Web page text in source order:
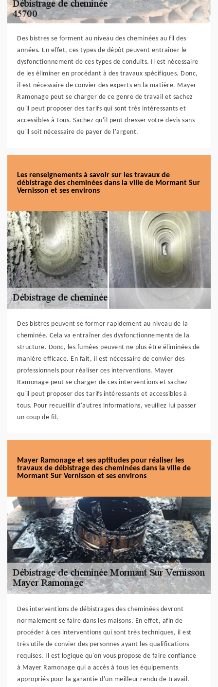
Des bistres se forment au niveau des cheminées au fil des
années. En effet, ces types de dépôt peuvent entraîner le
dysfonctionnement de ces types de conduits. Il est nécessaire
de les éliminer en procédant à des travaux spécifiques. Donc,
il est nécessaire de convier des experts en la matière. Mayer
Ramonage peut se charger de ce genre de travail et sachez
qu'il peut proposer des tarifs qui sont très intéressants et
accessibles à tous. Sachez qu'il peut dresser votre devis sans
qu'il soit nécessaire de payer de l'argent.
Les renseignements à savoir sur les travaux de
débistrage des cheminées dans la ville de Mormant Sur
Vernisson et ses environs
Des bistres peuvent se former rapidement au niveau de la
cheminée. Cela va entraîner des dysfonctionnements de la
structure. Donc, les fumées peuvent ne plus être éliminées de
manière efficace. En fait, il est nécessaire de convier des
professionnels pour réaliser ces interventions. Mayer
Ramonage peut se charger de ces interventions et sachez
qu'il peut proposer des tarifs intéressants et accessibles à
tous. Pour recueillir d'autres informations, veuillez lui passer
un coup de fil.
Mayer Ramonage et ses aptitudes pour réaliser les
travaux de débistrage des cheminées dans la ville de
Mormant Sur Vernisson et ses environs
Des interventions de débistrages des cheminées devront
normalement se faire dans les maisons. En effet, afin de
procéder à ces interventions qui sont très techniques, il est
très utile de convier des personnes ayant les qualifications
requises. Il est logique qu'on vous propose de faire confiance
à Mayer Ramonage qui a accès à tous les équipements
appropriés pour la garantie d'un meilleur rendu de travail.